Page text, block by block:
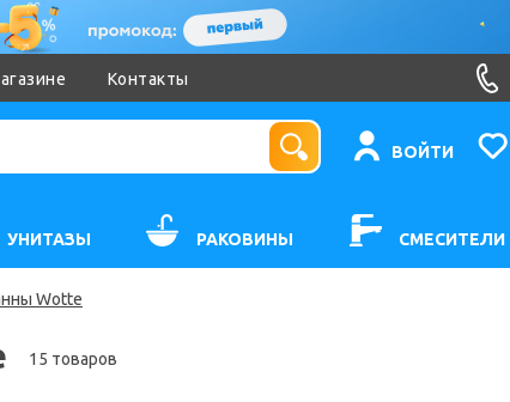
Контакты
ВОЙТИ
УНИТАЗЫ РАКОВИНЫ СМЕСИТЕЛИ
Wotte
15 товаров